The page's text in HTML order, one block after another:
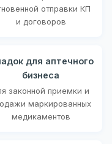
отправки КП
и договоров
для аптечного
бизнеса
законной приемки и
маркированных
медикаментов